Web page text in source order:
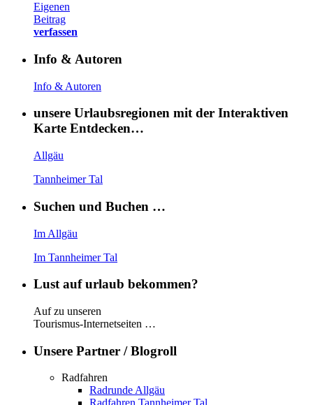
Eigenen
Beitrag
verfassen
Info & Autoren
Info & Autoren
unsere Urlaubsregionen mit der Interaktiven
Karte Entdecken…
Allgäu
Tannheimer Tal
Suchen und Buchen …
Im Allgäu
Im Tannheimer Tal
Lust auf urlaub bekommen?
Auf zu unseren
Tourismus-Internetseiten …
Unsere Partner / Blogroll
Radfahren
Radrunde Allgäu